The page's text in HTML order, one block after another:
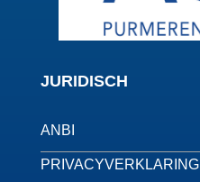
JURIDISCH
ANBI
PRIVACYVERKLARING